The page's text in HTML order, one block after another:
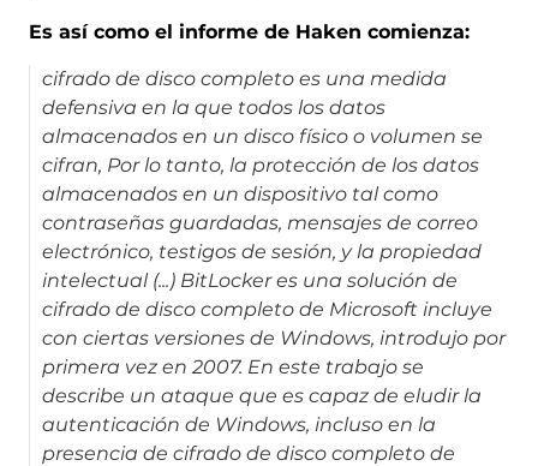
Es así como el informe de Haken comienza:
cifrado de disco completo es una medida
defensiva en la que todos los datos
almacenados en un disco físico o volumen se
cifran, Por lo tanto, la protección de los datos
almacenados en un dispositivo tal como
contraseñas guardadas, mensajes de correo
electrónico, testigos de sesión, y la propiedad
intelectual (...) BitLocker es una solución de
cifrado de disco completo de Microsoft incluye
con ciertas versiones de Windows, introdujo por
primera vez en 2007. En este trabajo se
describe un ataque que es capaz de eludir la
autenticación de Windows, incluso en la
presencia de cifrado de disco completo de